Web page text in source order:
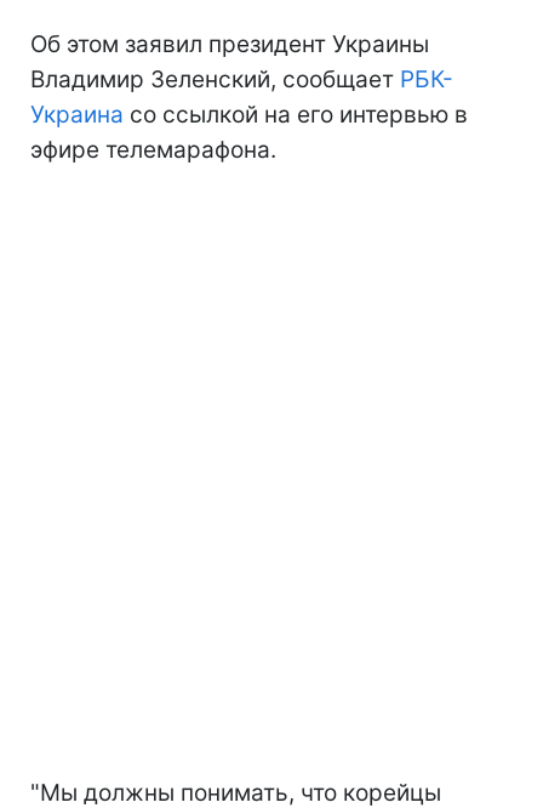
Об этом заявил президент Украины
Владимир Зеленский, сообщает РБК-
Украина со ссылкой на его интервью в
эфире телемарафона.
"Мы должны понимать, что корейцы